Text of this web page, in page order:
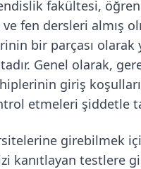
fakültesi,
fen dersleri almış
bir parçası
Genel olarak,
giriş
etmeleri şiddetle
girebilmek
kanıtlayan testlere